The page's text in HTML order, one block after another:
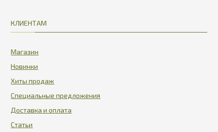
КЛИЕНТАМ
Магазин
Новинки
Хиты продаж
Специальные предложения
Доставка и оплата
Статьи